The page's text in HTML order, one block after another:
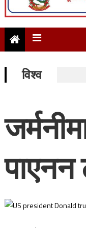
विश्व